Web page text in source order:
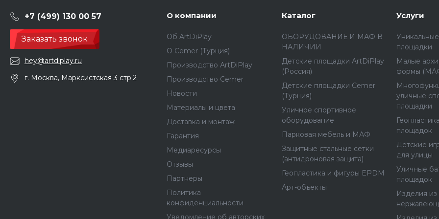
плотности (HDPE) с
накапливает тепло,
жаркую погоду. Все
канатами CmrRope™
разработанными для
обслуживания.
8900×8500 мм,
соответствует
городские и
физическое
Размеры зоны
Высота падения, мм
+7 (499) 130 00 57
Заказать звонок
hey@artdiplay.ru
г. Москва, Марксистская 3 стр.2
О компании
Об ArtDiPlay
О Сemer (Турция)
Производство ArtDiPlay
Производство Cemer
Новости
Материалы и цвета
Доставка и монтаж
Гарантия
Медиаресурсы
Отзывы
Партнеры
Политика
конфиденциальности
Уведомление об авторских
Каталог
ОБОРУДОВАНИЕ И МАФ В
НАЛИЧИИ
Детские площадки ArtDiPlay
(Россия)
Детские площадки Cemer
(Турция)
Уличное спортивное
оборудование
Парковая мебель и МАФ
Защитные стальные сетки
(антидроновая защита)
Геопластика и фигуры EPDM
Арт-объекты
Услуги
площадки
Малые
формы
уличные
площадки
площадок
Детские
для улицы
Уличные
площадок
Изделия из